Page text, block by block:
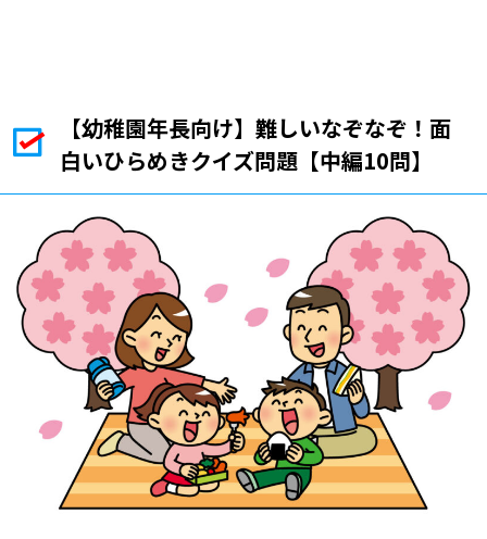
【幼稚園年長向け】難しいなぞなぞ！面
白いひらめきクイズ問題【中編10問】